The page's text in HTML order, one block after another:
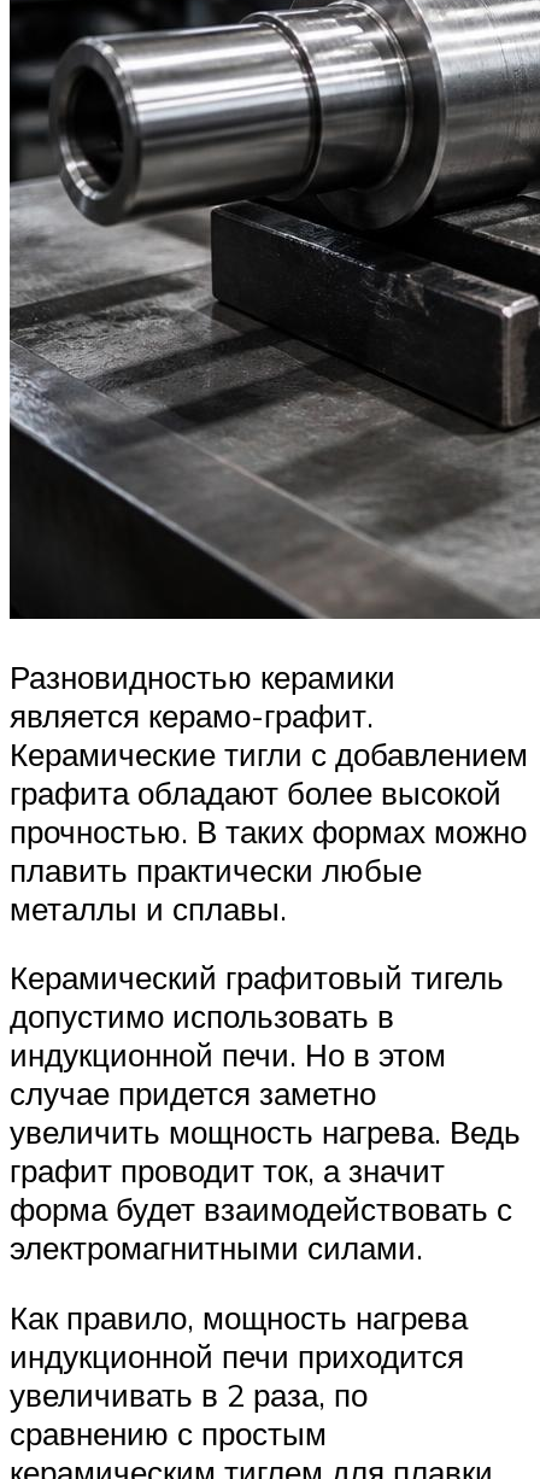
Разновидностью керамики
является керамо-графит.
Керамические тигли с добавлением
графита обладают более высокой
прочностью. В таких формах можно
плавить практически любые
металлы и сплавы.
Керамический графитовый тигель
допустимо использовать в
индукционной печи. Но в этом
случае придется заметно
увеличить мощность нагрева. Ведь
графит проводит ток, а значит
форма будет взаимодействовать с
электромагнитными силами.
Как правило, мощность нагрева
индукционной печи приходится
увеличивать в 2 раза, по
сравнению с простым